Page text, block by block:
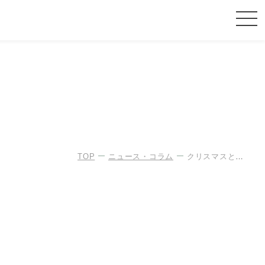
TOP ニュース・コラム クリスマスと折り紙😊